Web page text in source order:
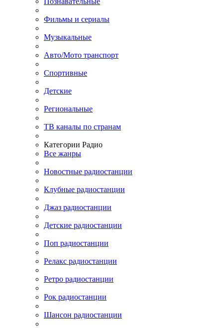
Фильмы и сериалы
Музыкальные
Авто/Мото транспорт
Спортивные
Детские
Региональные
ТВ каналы по странам
Категории Радио
Все жанры
Новостные радиостанции
Клубные радиостанции
Джаз радиостанции
Детские радиостанции
Поп радиостанции
Релакс радиостанции
Ретро радиостанции
Рок радиостанции
Шансон радиостанции